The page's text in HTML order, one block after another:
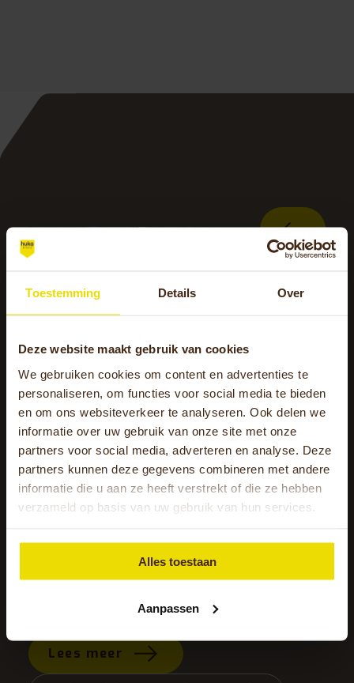
Toestemming Details Over
Deze website maakt gebruik van cookies
We gebruiken cookies om content en advertenties te
personaliseren, om functies voor social media te bieden
en om ons websiteverkeer te analyseren. Ook delen we
informatie over uw gebruik van onze site met onze
partners voor social media, adverteren en analyse. Deze
partners kunnen deze gegevens combineren met andere
informatie die u aan ze heeft verstrekt of die ze hebben
verzameld op basis van uw gebruik van hun services.
Alles toestaan
Aanpassen
Het is 11.00 uur in de ochtend als
tuin vertellen over hun
ervaringen..
Lees meer